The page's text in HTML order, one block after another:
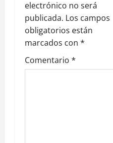
n
d
e
e
electrónico no será
publicada. Los campos
obligatorios están
marcados con *
Comentario *